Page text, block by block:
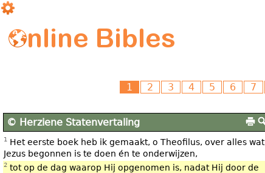
© Herziene Statenvertaling
1 Het eerste boek heb ik gemaakt, o Theofilus, over alles wat
Jezus begonnen is te doen én te onderwijzen,
2 tot op de dag waarop Hij opgenomen is, nadat Hij door de